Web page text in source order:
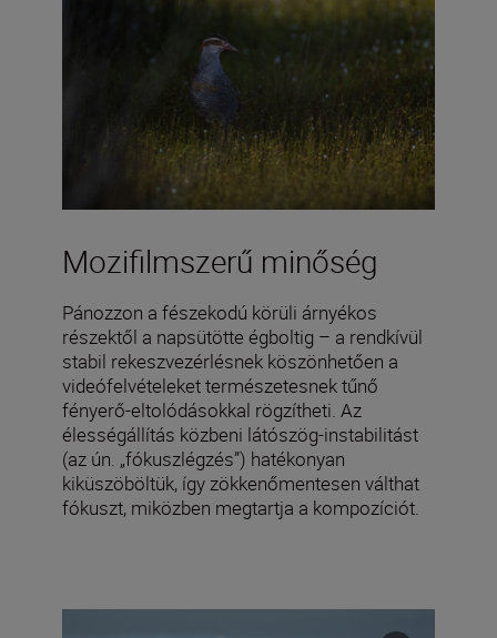
Mozifilmszerű minőség
Pánozzon a fészekodú körüli árnyékos
részektől a napsütötte égboltig – a rendkívül
stabil rekeszvezérlésnek köszönhetően a
videófelvételeket természetesnek tűnő
fényerő-eltolódásokkal rögzítheti. Az
élességállítás közbeni látószög-instabilitást
(az ún. „fókuszlégzés”) hatékonyan
kiküszöböltük, így zökkenőmentesen válthat
fókuszt, miközben megtartja a kompozíciót.